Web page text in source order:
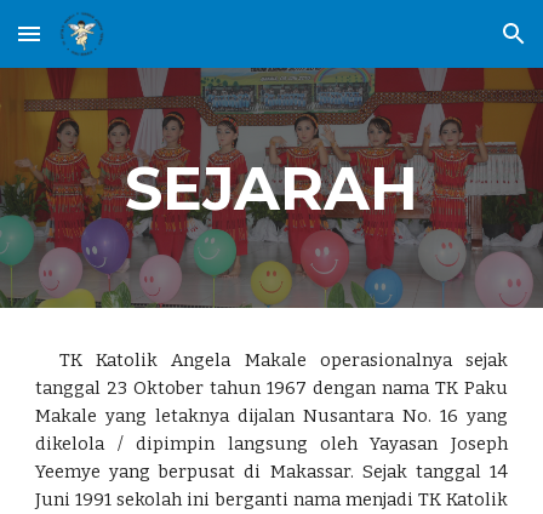
Skip to main content Skip to navigation
SEJARAH
TK Katolik Angela Makale operasionalnya sejak
tanggal 23 Oktober tahun 1967 dengan nama TK Paku
Makale yang letaknya dijalan Nusantara No. 16 yang
dikelola / dipimpin langsung oleh Yayasan Joseph
Yeemye yang berpusat di Makassar. Sejak tanggal 14
Juni 1991 sekolah ini berganti nama menjadi TK Katolik